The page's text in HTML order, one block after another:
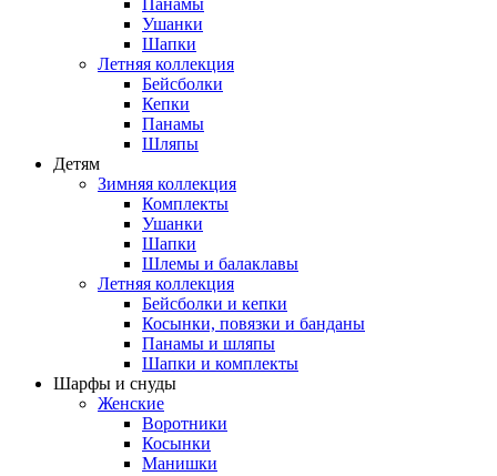
Панамы
Ушанки
Шапки
Летняя коллекция
Бейсболки
Кепки
Панамы
Шляпы
Детям
Зимняя коллекция
Комплекты
Ушанки
Шапки
Шлемы и балаклавы
Летняя коллекция
Бейсболки и кепки
Косынки, повязки и банданы
Панамы и шляпы
Шапки и комплекты
Шарфы и снуды
Женские
Воротники
Косынки
Манишки